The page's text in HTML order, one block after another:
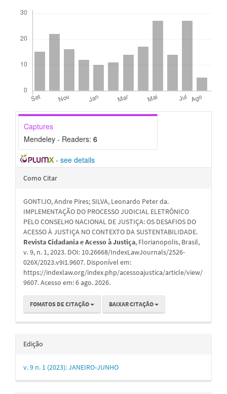
Captures
Mendeley - Readers: 6
- see details
Detalhes
artigo
Como Citar
GONTIJO, Andre Pires; SILVA, Leonardo Peter da.
IMPLEMENTAÇÃO DO PROCESSO JUDICIAL ELETRÔNICO
PELO CONSELHO NACIONAL DE JUSTIÇA: OS DESAFIOS DO
ACESSO À JUSTIÇA NO CONTEXTO DA SUSTENTABILIDADE.
Revista Cidadania e Acesso à Justiça, Florianopolis, Brasil,
v. 9, n. 1, 2023. DOI: 10.26668/IndexLawJournals/2526-
026X/2023.v9i1.9607. Disponível em:
https://indexlaw.org/index.php/acessoajustica/article/view/
9607. Acesso em: 6 ago. 2026.
FOMATOS DE CITAÇÃO BAIXAR CITAÇÃO
Edição
v. 9 n. 1 (2023): JANEIRO-JUNHO